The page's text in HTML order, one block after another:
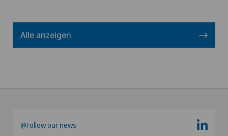
Alle anzeigen
@Follow our news